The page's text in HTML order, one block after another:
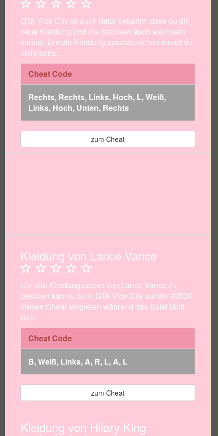
GTA Vice City ist auch dafür bekannt, dass du dir
neue Kleidung und die Sachsen auch wechseln
kannst. Um die Kleidung auszutauschen musst du
nicht extra..
Cheat Code
Rechts, Rechts, Links, Hoch, L, Weiß,
Links, Hoch, Unten, Rechts
zum Cheat
Kleidung von Lance Vance
Um alle Kleidungssücke von Lance Vance zu
besitzen kannst du in GTA Vice City auf der XBOX
diesen Cheat eingeben während das Spiel läuft.
Gibt..
Cheat Code
B, Weiß, Links, A, R, L, A, L
zum Cheat
Kleidung von Hilary King